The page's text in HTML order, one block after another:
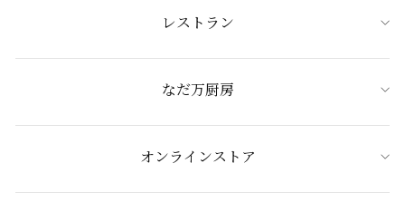
レストラン
なだ万厨房
オンラインストア